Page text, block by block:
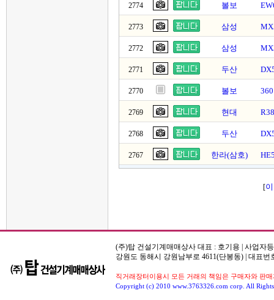
2774 볼보
2773 삼성
2772 삼성
2771 두산
2770 볼보
2769 현대
2768 두산
2767 한라(삼호)
[
(주)탑 건설기계매매상사 대표 : 호기용 | 사업자
강원도 동해시 강원남부로 4611(단봉동) | 대표번
직거래장터이용시 모든 거래의 책임은 구매자와 판
Copyright (c) 2010 www.3763326.com corp. All Rights